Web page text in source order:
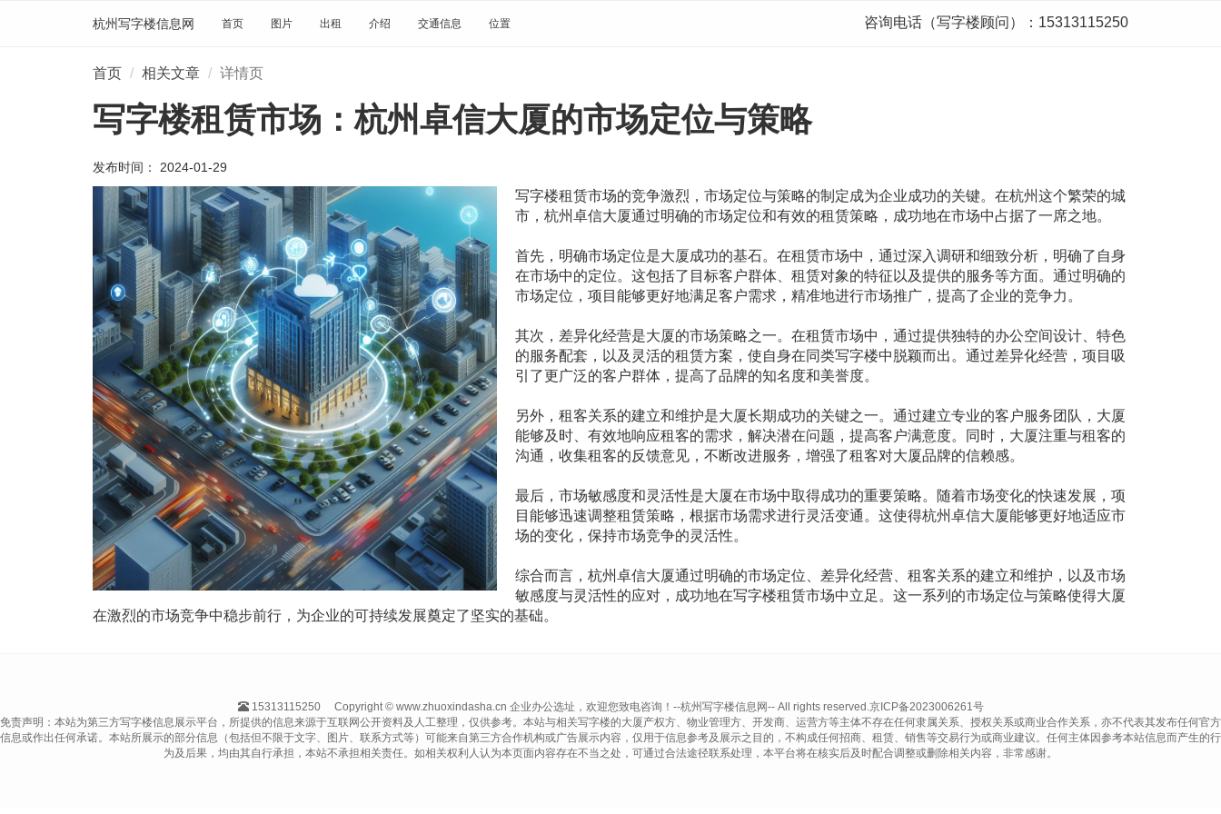
杭州写字楼信息网 首页 图片 出租 介绍 交通信息 位置 咨询电话（写字楼顾问）：15313115250
首页 相关文章 详情页
写字楼租赁市场：杭州卓信大厦的市场定位与策略
发布时间： 2024-01-29
写字楼租赁市场的竞争激烈，市场定位与策略的制定成为企业成功的关键。在杭州这个繁荣的城
市，杭州卓信大厦通过明确的市场定位和有效的租赁策略，成功地在市场中占据了一席之地。
首先，明确市场定位是大厦成功的基石。在租赁市场中，通过深入调研和细致分析，明确了自身
在市场中的定位。这包括了目标客户群体、租赁对象的特征以及提供的服务等方面。通过明确的
市场定位，项目能够更好地满足客户需求，精准地进行市场推广，提高了企业的竞争力。
其次，差异化经营是大厦的市场策略之一。在租赁市场中，通过提供独特的办公空间设计、特色
的服务配套，以及灵活的租赁方案，使自身在同类写字楼中脱颖而出。通过差异化经营，项目吸
引了更广泛的客户群体，提高了品牌的知名度和美誉度。
另外，租客关系的建立和维护是大厦长期成功的关键之一。通过建立专业的客户服务团队，大厦
能够及时、有效地响应租客的需求，解决潜在问题，提高客户满意度。同时，大厦注重与租客的
沟通，收集租客的反馈意见，不断改进服务，增强了租客对大厦品牌的信赖感。
最后，市场敏感度和灵活性是大厦在市场中取得成功的重要策略。随着市场变化的快速发展，项
目能够迅速调整租赁策略，根据市场需求进行灵活变通。这使得杭州卓信大厦能够更好地适应市
场的变化，保持市场竞争的灵活性。
综合而言，杭州卓信大厦通过明确的市场定位、差异化经营、租客关系的建立和维护，以及市场
敏感度与灵活性的应对，成功地在写字楼租赁市场中立足。这一系列的市场定位与策略使得大厦
在激烈的市场竞争中稳步前行，为企业的可持续发展奠定了坚实的基础。
15313115250 Copyright © www.zhuoxindasha.cn 企业办公选址，欢迎您致电咨询！--杭州写字楼信息网-- All rights reserved.京ICP备2023006261号
免责声明：本站为第三方写字楼信息展示平台，所提供的信息来源于互联网公开资料及人工整理，仅供参考。本站与相关写字楼的大厦产权方、物业管理方、开发商、运营方等主体不存在任何隶属关系、授权关系或商业合作关系，亦不代表其发布任何官方
信息或作出任何承诺。本站所展示的部分信息（包括但不限于文字、图片、联系方式等）可能来自第三方合作机构或广告展示内容，仅用于信息参考及展示之目的，不构成任何招商、租赁、销售等交易行为或商业建议。任何主体因参考本站信息而产生的行
为及后果，均由其自行承担，本站不承担相关责任。如相关权利人认为本页面内容存在不当之处，可通过合法途径联系处理，本平台将在核实后及时配合调整或删除相关内容，非常感谢。